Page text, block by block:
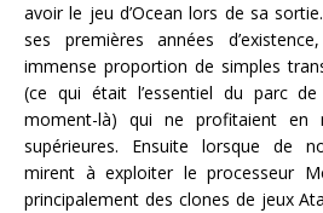
avoir le jeu d’Ocean lors de sa
ses premières années
immense proportion de simples
(ce qui était l’essentiel du parc
moment-là) qui ne profitaient en
supérieures. Ensuite lorsque de
mirent à exploiter le processeur
principalement des clones de jeux